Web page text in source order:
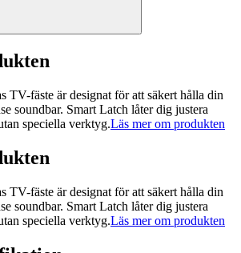
TV-fäste är designat för att säkert hålla din
soundbar. Smart Latch låter dig justera
speciella verktyg.Läs mer om produkten
TV-fäste är designat för att säkert hålla din
soundbar. Smart Latch låter dig justera
speciella verktyg.Läs mer om produkten